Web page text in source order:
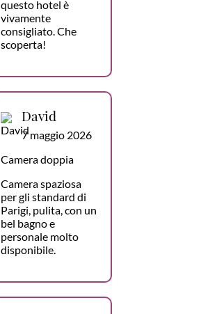
questo hotel è
vivamente
consigliato. Che
scoperta!
David
7 maggio 2026
Camera doppia
Camera spaziosa
per gli standard di
Parigi, pulita, con un
bel bagno e
personale molto
disponibile.